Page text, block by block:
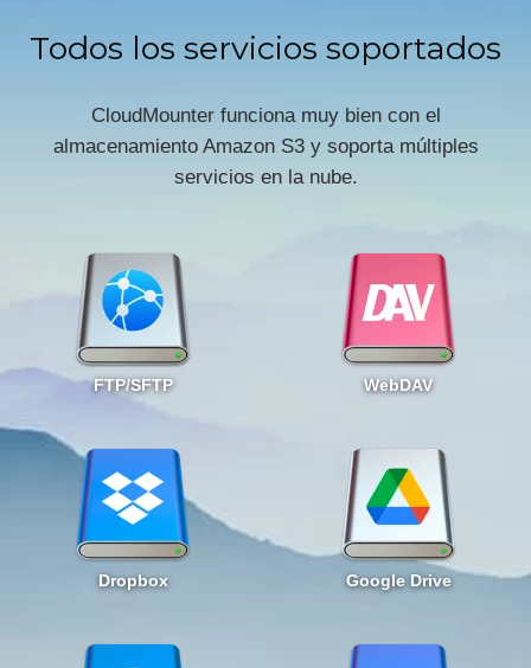
Todos los servicios soportados
CloudMounter funciona muy bien con el
almacenamiento Amazon S3 y soporta múltiples
servicios en la nube.
FTP/SFTP WebDAV
Dropbox Google Drive